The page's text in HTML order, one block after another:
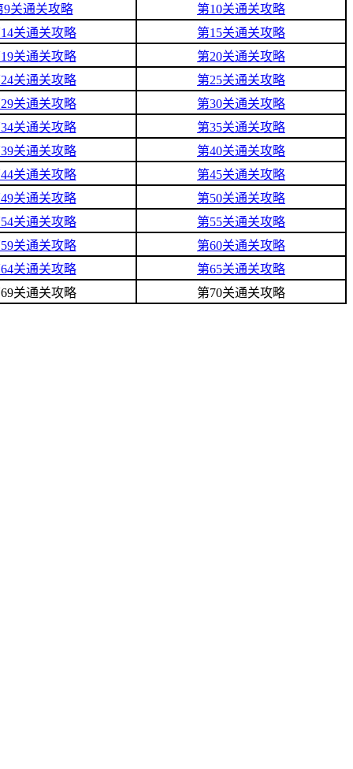
9关通关攻略
第10关通关攻略
关通关攻略
第15关通关攻略
关通关攻略
第20关通关攻略
关通关攻略
第25关通关攻略
关通关攻略
第30关通关攻略
关通关攻略
第35关通关攻略
关通关攻略
第40关通关攻略
关通关攻略
第45关通关攻略
关通关攻略
第50关通关攻略
关通关攻略
第55关通关攻略
关通关攻略
第60关通关攻略
关通关攻略
第65关通关攻略
关通关攻略 第70关通关攻略